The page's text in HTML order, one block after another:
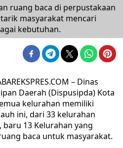
ruang baca di perpustakaan
masyarakat mencari
kebutuhan.
– Dinas
Daerah (Dispusipda) Kota
kelurahan memiliki
ini, dari 33 kelurahan
13 Kelurahan yang
baca untuk masyarakat.